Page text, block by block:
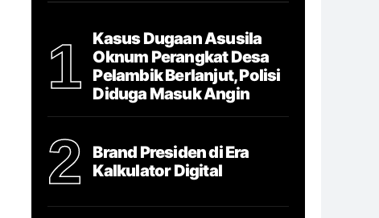
1
Kasus Dugaan Asusila
Oknum Perangkat Desa
Pelambik Berlanjut, Polisi
Diduga Masuk Angin
2
Brand Presiden di Era
Kalkulator Digital